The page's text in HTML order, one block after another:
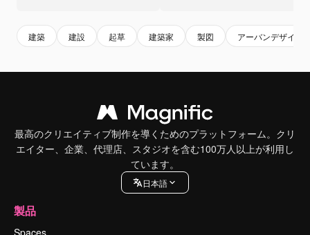
建築 建設 起草 建築家 製図 アーバンデザイン
最高のクリエイティブ制作を導くためのプラットフォーム。クリ
エイター、企業、代理店、スタジオを含む100万人以上が利用し
ています。
日本語
製品
Spaces